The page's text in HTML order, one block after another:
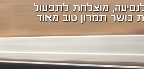
לנסיעה, מוצלחת לתפעול
כושר תמרון טוב מאוד